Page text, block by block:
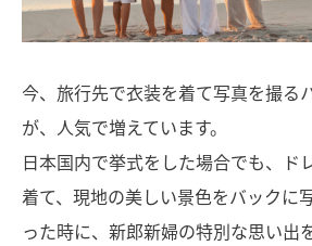
今、旅行先で衣装を着て写真を撮る
が、人気で増えています。
日本国内で挙式をした場合でも、ド
着て、現地の美しい景色をバックに
った時に、新郎新婦の特別な思い出